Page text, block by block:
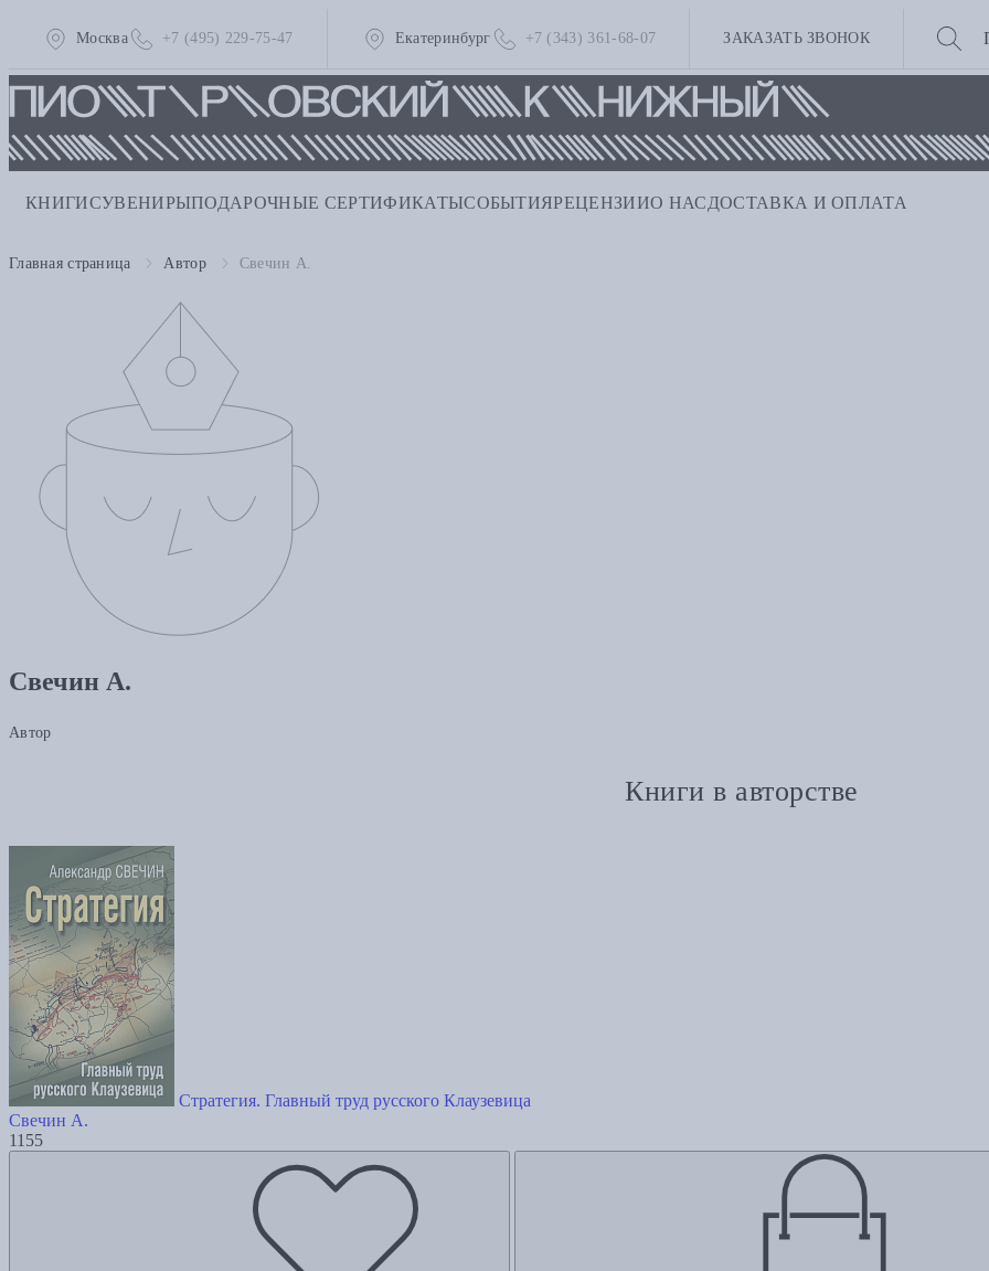
Москва +7 (495) 229-75-47 Екатеринбург +7 (343) 361-68-07 ЗАКАЗАТЬ ЗВОНОК
КНИГИСУВЕНИРЫПОДАРОЧНЫЕ СЕРТИФИКАТЫСОБЫТИЯРЕЦЕНЗИИО НАС ДОСТАВКА И ОПЛАТА
Главная страница Автор Свечин А.
Свечин А.
Автор
Книги в авторстве
Стратегия. Главный труд русского Клаузевица
Свечин А.
1155